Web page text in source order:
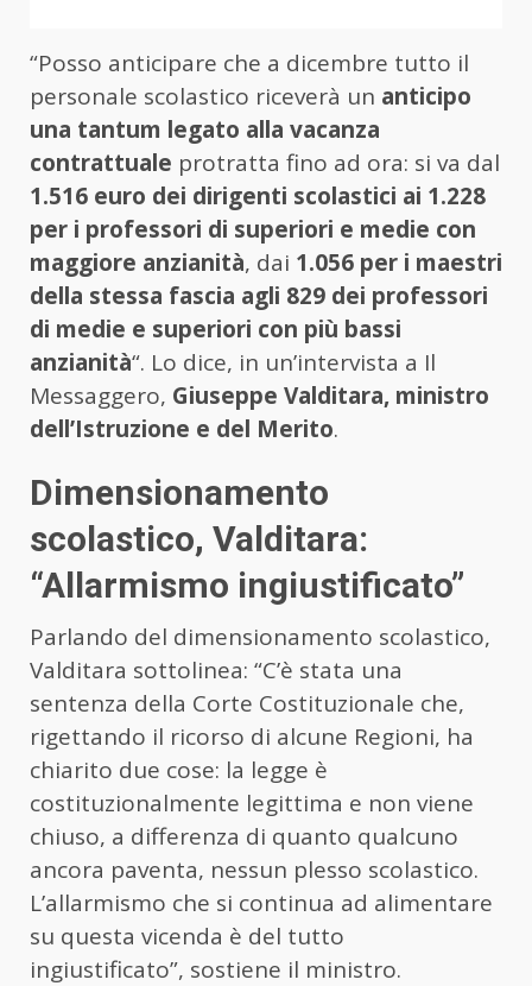
“Posso anticipare che a dicembre tutto il
personale scolastico riceverà un anticipo
una tantum legato alla vacanza
contrattuale protratta fino ad ora: si va dal
1.516 euro dei dirigenti scolastici ai 1.228
per i professori di superiori e medie con
maggiore anzianità, dai 1.056 per i maestri
della stessa fascia agli 829 dei professori
di medie e superiori con più bassi
anzianità“. Lo dice, in un’intervista a Il
Messaggero, Giuseppe Valditara, ministro
dell’Istruzione e del Merito.
Dimensionamento
scolastico, Valditara:
“Allarmismo ingiustificato”
Parlando del dimensionamento scolastico,
Valditara sottolinea: “C’è stata una
sentenza della Corte Costituzionale che,
rigettando il ricorso di alcune Regioni, ha
chiarito due cose: la legge è
costituzionalmente legittima e non viene
chiuso, a differenza di quanto qualcuno
ancora paventa, nessun plesso scolastico.
L’allarmismo che si continua ad alimentare
su questa vicenda è del tutto
ingiustificato”, sostiene il ministro.